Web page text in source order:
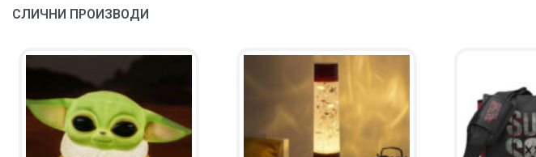
СЛИЧНИ ПРОИЗВОДИ